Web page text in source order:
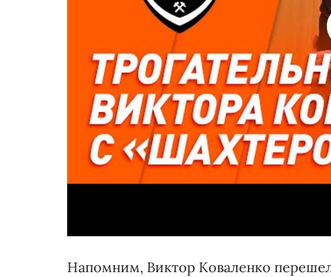
Напомним, Виктор Коваленко